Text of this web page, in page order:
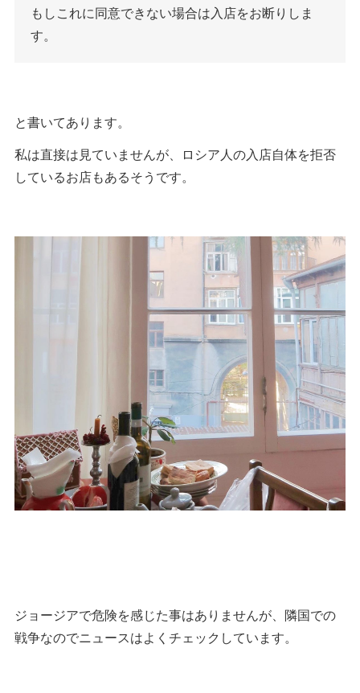
もしこれに同意できない場合は入店をお断りしま
す。
と書いてあります。
私は直接は見ていませんが、ロシア人の入店自体を拒否
しているお店もあるそうです。
ジョージアで危険を感じた事はありませんが、隣国での
戦争なのでニュースはよくチェックしています。